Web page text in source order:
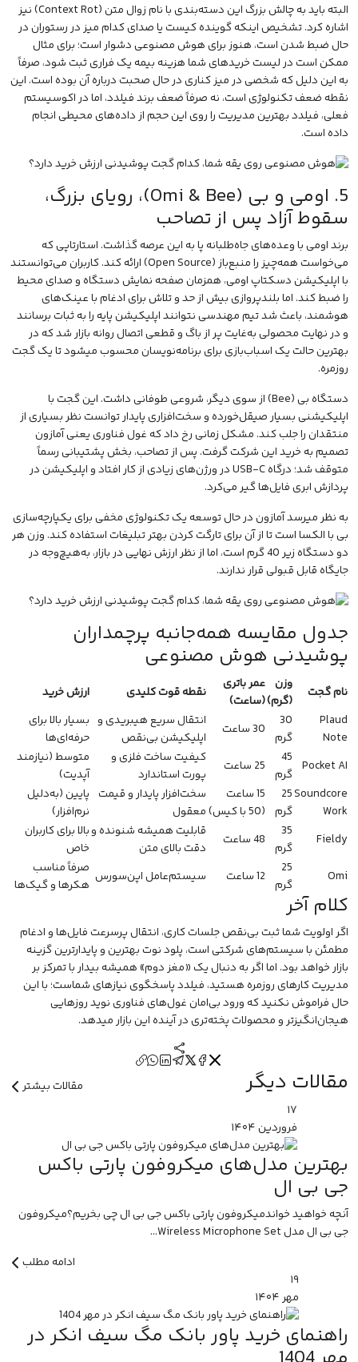
البته باید به چالش بزرگ این دسته‌بندی با نام زوال متن (Context Rot) نیز
اشاره کرد. تشخیص اینکه گوینده کیست یا صدای کدام میز در رستوران در
حال ضبط شدن است، هنوز برای هوش مصنوعی دشوار است؛ برای مثال
ممکن است در لیست خریدهای شما هزینه بیمه یک فراری ثبت شود، صرفاً
به این دلیل که شخصی در میز کناری در حال صحبت درباره آن بوده است. این
نقطه ضعفتکنولوژیاست، نه صرفاً ضعف برند فیلدد، اما در اکوسیستم
فعلی، فیلدد بهترین مدیریت را روی این حجم از داده‌های محیطی انجام
داده است.
5. اومی و بی (Omi & Bee)، رویای بزرگ،
سقوط آزاد پس از تصاحب
برند اومی با وعده‌های جاه‌طلبانه پا به این عرصه گذاشت. استارتاپی که
می‌خواست همه‌چیز را منبع‌باز (Open Source) ارائه کند. کاربران می‌توانستند
با اپلیکیشن دسکتاپ اومی، همزمان صفحه نمایش دستگاه و صدای محیط
را ضبط کند. اما بلندپروازی بیش از حد و تلاش برای ادغام با عینک‌های
هوشمند، باعث شد تیم مهندسی نتوانند اپلیکیشن پایه را به ثبات برسانند
و در نهایت محصولی به‌غایت پر از باگ و قطعی اتصال روانه بازار شد که در
بهترین حالت یک اسباب‌بازی برای برنامه‌نویسان محسوب میشود تا یک گجت
روزمره.
دستگاه بی (Bee) از سوی دیگر، شروعی طوفانی داشت. این گجت با
اپلیکیشنی بسیار صیقل‌خورده و سخت‌افزاری پایدار توانست نظر بسیاری از
منتقدان را جلب کند. مشکل زمانی رخ داد که غول فناوری یعنی آمازون
تصمیم به خرید این شرکت گرفت. پس از تصاحب، بخش پشتیبانی رسماً
متوقف شد؛ درگاه USB-C در ورژن‌های زیادی از کار افتاد و اپلیکیشن در
پردازش ابری فایل‌ها گیر می‌کرد.
به نظر میرسد آمازون در حال توسعه یک تکنولوژی مخفی برای یکپارچه‌سازی
بی با الکسا است تا از آن برای تارگت کردن بهتر تبلیغات استفاده کند. وزن هر
دو دستگاه زیر 40 گرم است، اما از نظر ارزش نهایی در بازار، به‌هیچ‌وجه در
جایگاه قابل قبولی قرار ندارند.
جدول مقایسه همه‌جانبه پرچمداران
پوشیدنی هوش مصنوعی
نام گجت
وزن
(گرم)
عمر باتری
(ساعت)
نقطه قوت کلیدی
ارزش خرید
Plaud
Note
30
گرم 30 ساعت
انتقال سریع هیبریدی و
اپلیکیشن بی‌نقص
بسیار بالا برای
حرفه‌ای‌ها
Pocket AI
45
گرم 25 ساعت
کیفیت ساخت فلزی و
پورت استاندارد
متوسط (نیازمند
آپدیت)
Soundcore
Work
25
گرم
15 ساعت
(50 با کیس)
سخت‌افزار پایدار و قیمت
معقول
پایین (به‌دلیل
نرم‌افزار)
Fieldy
35
گرم 48 ساعت
قابلیت همیشه شنونده و
دقت بالای متن
بالا برای کاربران
خاص
Omi
25
گرم 12 ساعت سیستم‌عامل اپن‌سورس صرفاً مناسب
هکرها و گیک‌ها
کلام آخر
اگر اولویت شما ثبت بی‌نقص جلسات کاری، انتقال پرسرعت فایل‌ها و ادغام
مطمئن با سیستم‌های شرکتی است، پلود نوت بهترین و پایدارترین گزینه
بازار خواهد بود. اما اگر به دنبال یک «مغز دوم» همیشه بیدار با تمرکز بر
مدیریت کارهای روزمره هستید، فیلدد پاسخگوی نیازهای شماست؛ با این
حال فراموش نکنید که ورود بی‌امان غول‌های فناوری نوید روزهایی
هیجان‌انگیزتر و محصولات پخته‌تری در آینده این بازار میدهد.
مقالات دیگر
مقالات بیشتر
۱۷
فروردین۱۴۰۴
بهترین مدل‌های میکروفون پارتی باکس
جی بی ال
آنچه خواهید خواندمیکروفون پارتی باکس جی بی ال چی بخریم؟میکروفون
جی بی ال مدل Wireless Microphone Set...
ادامه مطلب
۱۹
مهر۱۴۰۴
راهنمای خرید پاور بانک مگ سیف انکر در